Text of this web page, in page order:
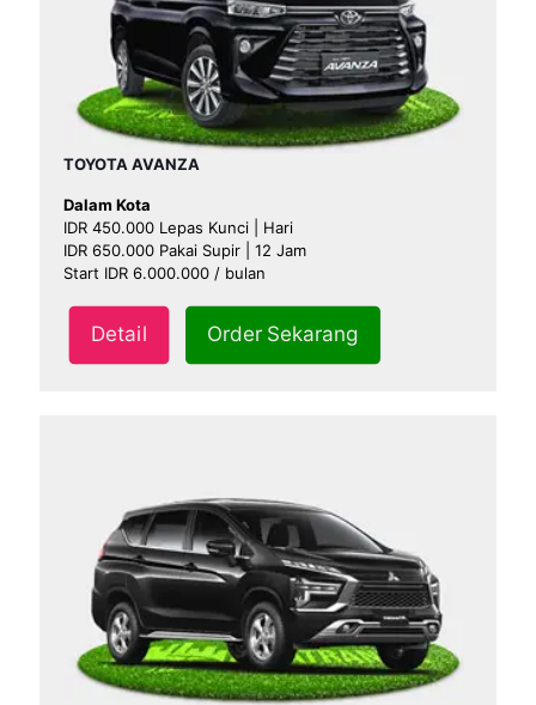
TOYOTA AVANZA
Dalam Kota
IDR 450.000 Lepas Kunci | Hari
IDR 650.000 Pakai Supir | 12 Jam
Start IDR 6.000.000 / bulan
Detail Order Sekarang